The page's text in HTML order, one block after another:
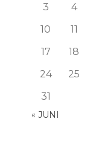
3
4
10
11
17
18
24
25
31
« JUNI